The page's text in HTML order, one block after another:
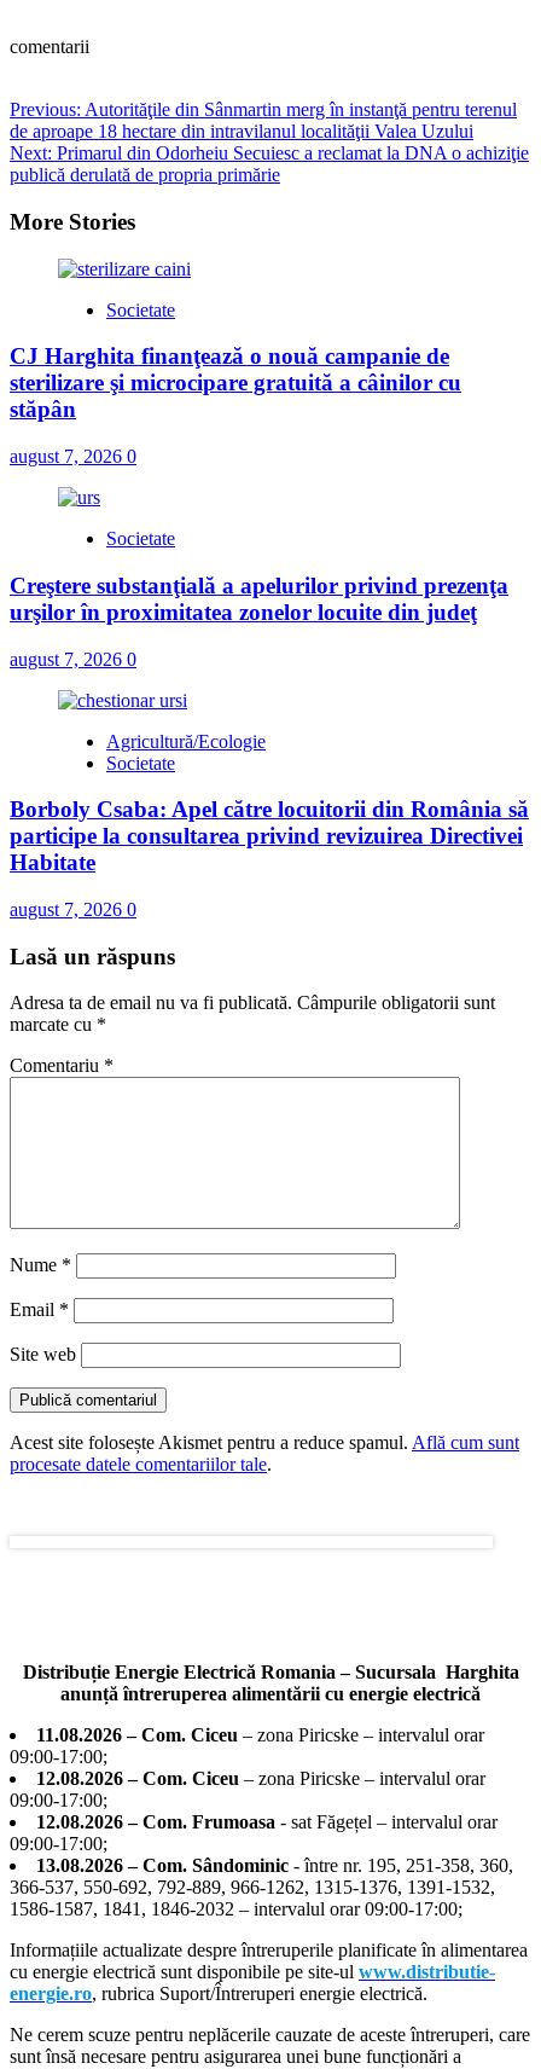
comentarii
Post
navigation
Previous: Autorităţile din Sânmartin merg în instanţă pentru terenul
de aproape 18 hectare din intravilanul localităţii Valea Uzului
Next: Primarul din Odorheiu Secuiesc a reclamat la DNA o achiziţie
publică derulată de propria primărie
More Stories
Societate
CJ Harghita finanţează o nouă campanie de
sterilizare şi microcipare gratuită a câinilor cu
stăpân
august 7, 2026 0
Societate
Creştere substanţială a apelurilor privind prezenţa
urşilor în proximitatea zonelor locuite din judeţ
august 7, 2026 0
Agricultură/Ecologie
Societate
Borboly Csaba: Apel către locuitorii din România să
participe la consultarea privind revizuirea Directivei
Habitate
august 7, 2026 0
Lasă un răspuns
Adresa ta de email nu va fi publicată. Câmpurile obligatorii sunt
marcate cu *
Comentariu *
Nume *
Email *
Site web
Acest site folosește Akismet pentru a reduce spamul. Află cum sunt
procesate datele comentariilor tale.
Distribuție Energie Electrică Romania – Sucursala Harghita
anunță întreruperea alimentării cu energie electrică
11.08.2026 – Com. Ciceu – zona Piricske – intervalul orar
09:00-17:00;
12.08.2026 – Com. Ciceu – zona Piricske – intervalul orar
09:00-17:00;
12.08.2026 – Com. Frumoasa - sat Făgețel – intervalul orar
09:00-17:00;
13.08.2026 – Com. Sândominic - între nr. 195, 251-358, 360,
366-537, 550-692, 792-889, 966-1262, 1315-1376, 1391-1532,
1586-1587, 1841, 1846-2032 – intervalul orar 09:00-17:00;
Informațiile actualizate despre întreruperile planificate în alimentarea
cu energie electrică sunt disponibile pe site-ul www.distributie-
energie.ro, rubrica Suport/Întreruperi energie electrică.
Ne cerem scuze pentru neplăcerile cauzate de aceste întreruperi, care
sunt însă necesare pentru asigurarea unei bune funcționări a